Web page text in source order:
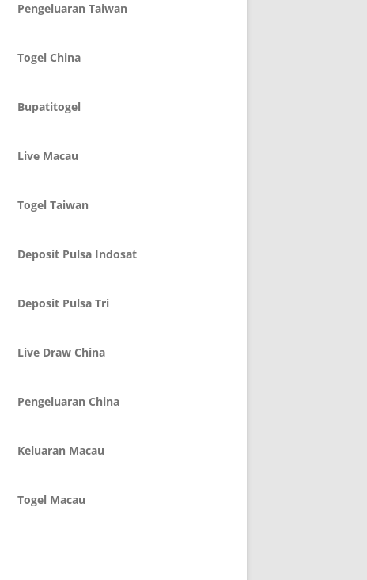
Pengeluaran Taiwan
Togel China
Bupatitogel
Live Macau
Togel Taiwan
Deposit Pulsa Indosat
Deposit Pulsa Tri
Live Draw China
Pengeluaran China
Keluaran Macau
Togel Macau